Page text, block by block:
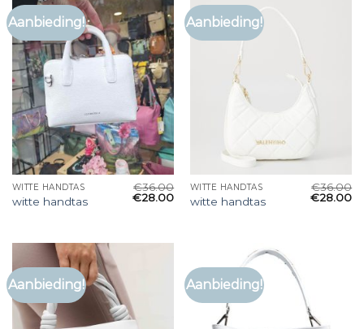
Aanbieding!
WITTE HANDTAS
witte handtas
€36.00
€28.00
Aanbieding!
WITTE HANDTAS
witte handtas
€36.00
€28.00
Aanbieding! Aanbieding!